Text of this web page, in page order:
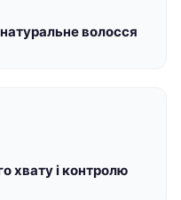
волосся
хвату і контролю